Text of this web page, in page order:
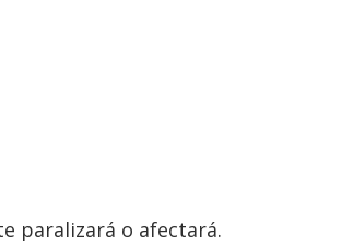
paralizará o afectará.